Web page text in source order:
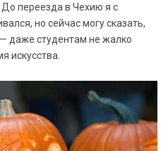
переезда в Чехию я с
но сейчас могу сказать,
даже студентам не жалко
искусства.